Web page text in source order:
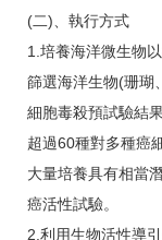
(二)、執行方式
1.培養海洋微生物
篩選海洋生物(珊瑚
細胞毒殺預試驗結
超過60種對多種癌
大量培養具有相當
癌活性試驗。
2.利用生物活性導